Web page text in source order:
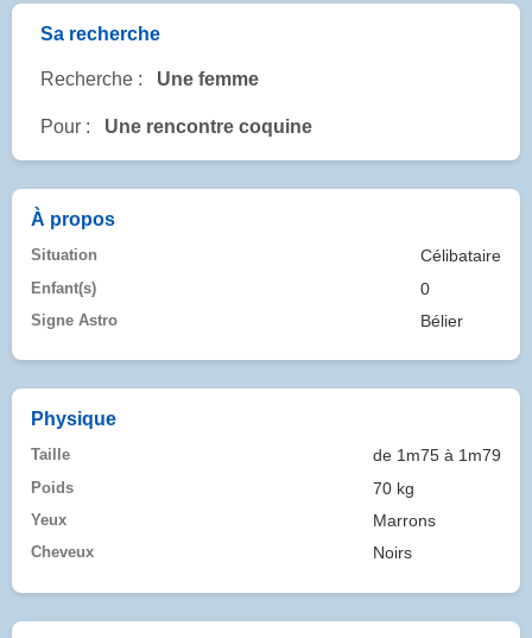
Sa recherche
Recherche : Une femme
Pour : Une rencontre coquine
À propos
Situation Célibataire
Enfant(s) 0
Signe Astro Bélier
Physique
Taille de 1m75 à 1m79
Poids 70 kg
Yeux Marrons
Cheveux Noirs